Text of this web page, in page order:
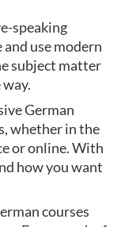
speaking
and use modern
subject matter
German
whether in the
or online. With
how you want
courses